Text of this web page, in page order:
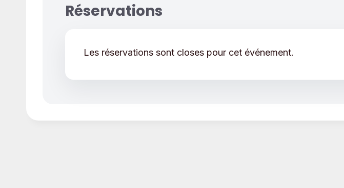
Réservations
Les réservations sont closes pour cet événement.